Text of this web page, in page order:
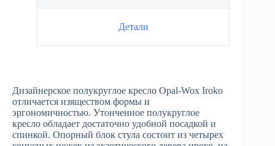
Детали
Дизайнерское полукруглое кресло Opal-Wox Iroko
отличается изяществом формы и
эргономичностью. Утонченное полукруглое
кресло обладает достаточно удобной посадкой и
спинкой. Опорный блок стула состоит из четырех